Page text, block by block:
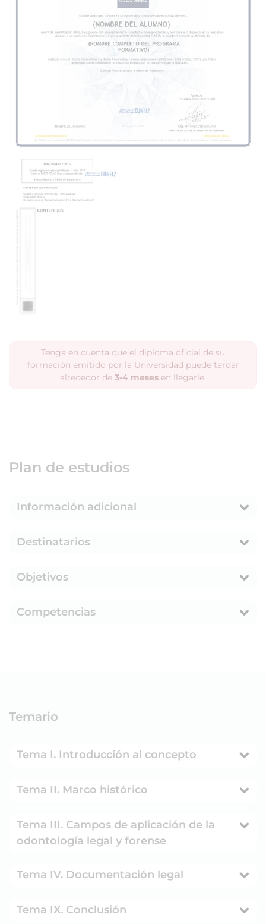
Tenga en cuenta que el diploma oficial de su
formación emitido por la Universidad puede tardar
alrededor de 3-4 meses en llegarle.
Plan de estudios
Información adicional
Destinatarios
Objetivos
Competencias
Temario
Tema I. Introducción al concepto
Tema II. Marco histórico
Tema III. Campos de aplicación de la
odontología legal y forense
Tema IV. Documentación legal
Tema IX. Conclusión